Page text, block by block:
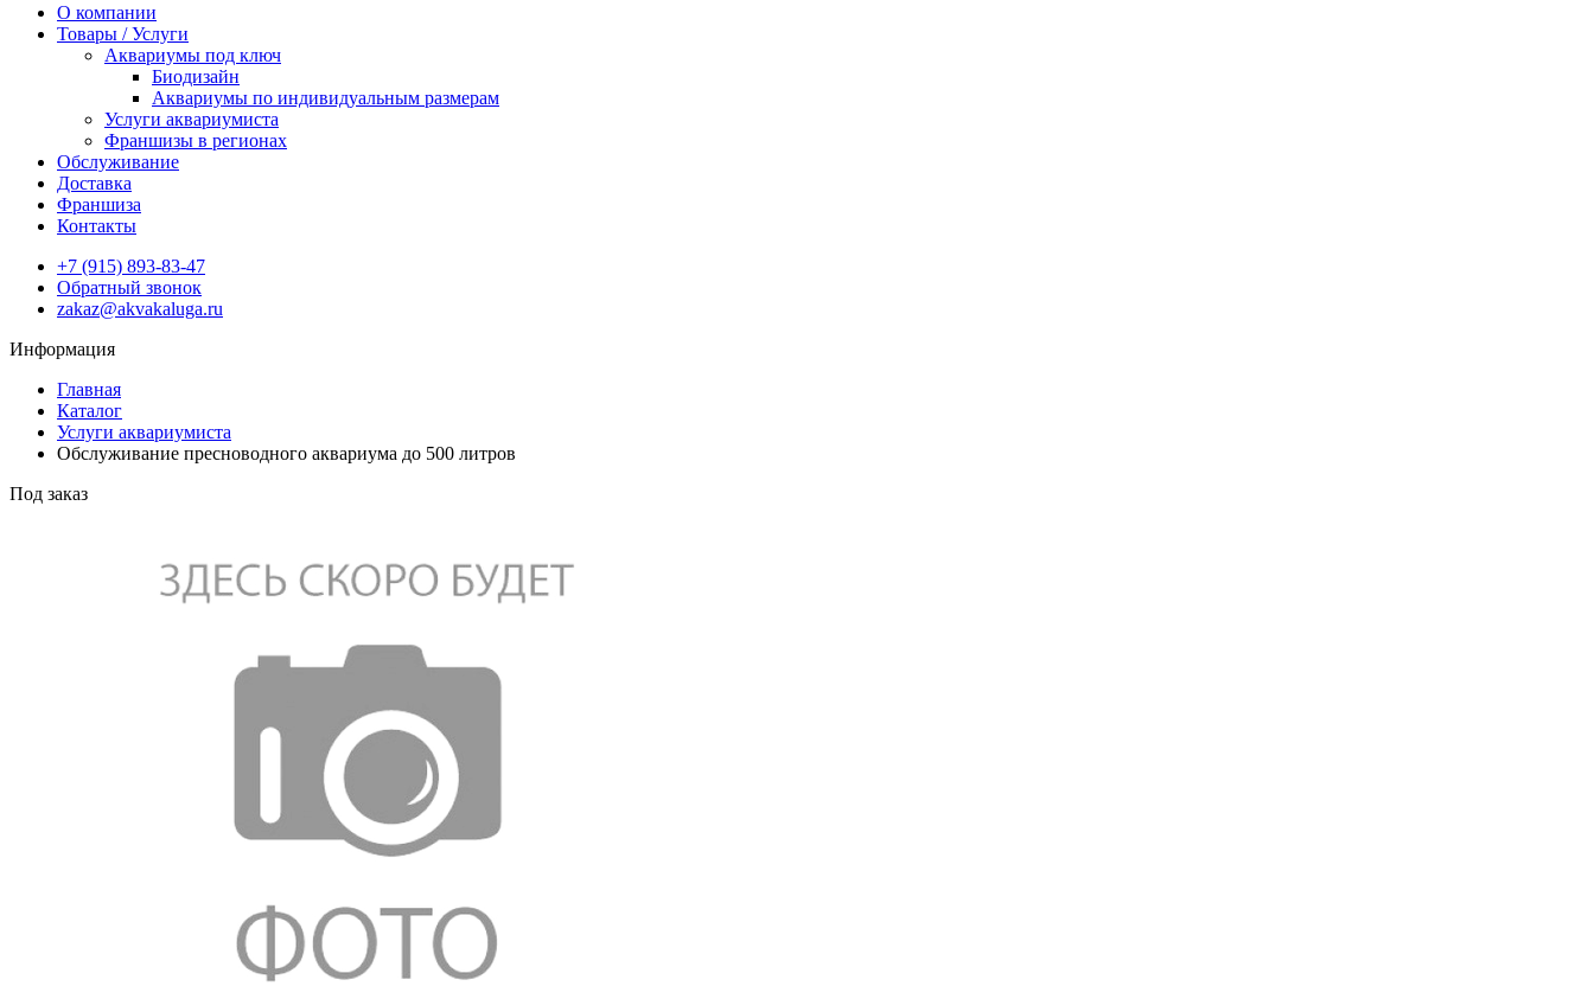
О компании
Товары / Услуги
Аквариумы под ключ
Биодизайн
Аквариумы по индивидуальным размерам
Услуги аквариумиста
Франшизы в регионах
Обслуживание
Доставка
Франшиза
Контакты
+7 (915) 893-83-47
Обратный звонок
zakaz@akvakaluga.ru
Информация
Главная
Каталог
Услуги аквариумиста
Обслуживание пресноводного аквариума до 500 литров
Под заказ